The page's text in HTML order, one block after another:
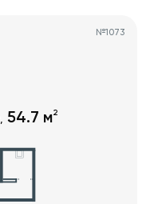
№1073
, 54.7 м2